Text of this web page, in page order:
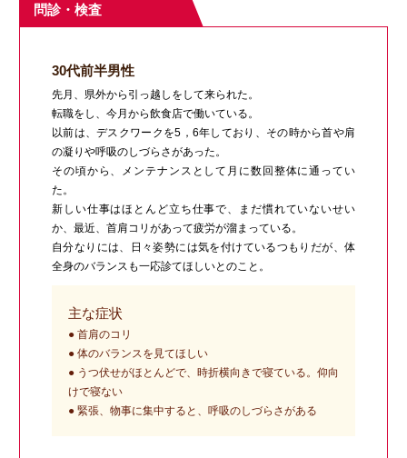
問診・検査
30代前半男性
先月、県外から引っ越しをして来られた。
転職をし、今月から飲食店で働いている。
以前は、デスクワークを5，6年しており、その時から首や肩
の凝りや呼吸のしづらさがあった。
その頃から、メンテナンスとして月に数回整体に通ってい
た。
新しい仕事はほとんど立ち仕事で、まだ慣れていないせい
か、最近、首肩コリがあって疲労が溜まっている。
自分なりには、日々姿勢には気を付けているつもりだが、体
全身のバランスも一応診てほしいとのこと。
主な症状
● 首肩のコリ
● 体のバランスを見てほしい
● うつ伏せがほとんどで、時折横向きで寝ている。仰向
けで寝ない
● 緊張、物事に集中すると、呼吸のしづらさがある